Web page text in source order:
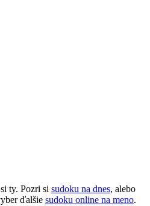
ty. Pozri si sudoku na dnes, alebo
ďalšie sudoku online na meno.